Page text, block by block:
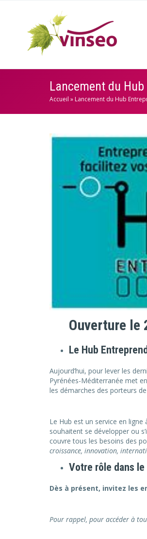
Lancement du
Accueil » Lancement du Hub
Ouverture le
Le Hub
Aujourd’hui, pour lever les
Pyrénées-Méditerranée met
les démarches des porteurs
Le Hub est un service en
souhaitent se développer ou
couvre tous les besoins des
croissance, innovation,
Votre rôle dans
Dès à présent, invitez les
Pour rappel, pour accéder à